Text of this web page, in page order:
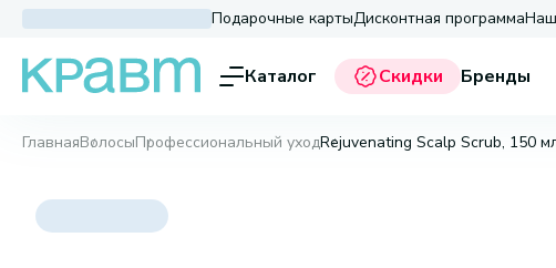
Подарочные картыДисконтная программа
Каталог Скидки Бренды
ГлавнаяВолосыПрофессиональный уходRejuvenating Scalp Scrub, 150